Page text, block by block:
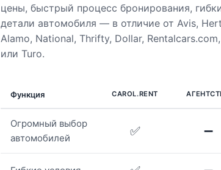
цены, быстрый процесс бронирования,
детали автомобиля — в отличие от Avis,
Alamo, National, Thrifty, Dollar,
или Turo.
Функция CAROL.RENT
Огромный выбор
автомобилей
✅ ➖